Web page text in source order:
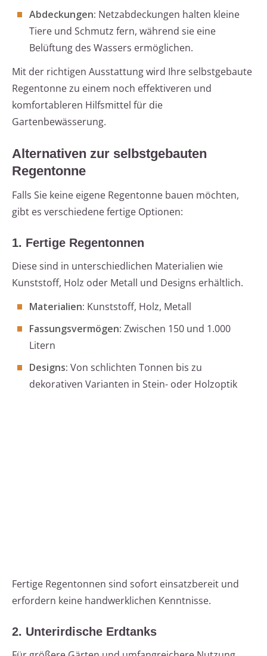
Abdeckungen: Netzabdeckungen halten kleine
Tiere und Schmutz fern, während sie eine
Belüftung des Wassers ermöglichen.
Mit der richtigen Ausstattung wird Ihre selbstgebaute
Regentonne zu einem noch effektiveren und
komfortableren Hilfsmittel für die
Gartenbewässerung.
Alternativen zur selbstgebauten
Regentonne
Falls Sie keine eigene Regentonne bauen möchten,
gibt es verschiedene fertige Optionen:
1. Fertige Regentonnen
Diese sind in unterschiedlichen Materialien wie
Kunststoff, Holz oder Metall und Designs erhältlich.
Materialien: Kunststoff, Holz, Metall
Fassungsvermögen: Zwischen 150 und 1.000
Litern
Designs: Von schlichten Tonnen bis zu
dekorativen Varianten in Stein- oder Holzoptik
Fertige Regentonnen sind sofort einsatzbereit und
erfordern keine handwerklichen Kenntnisse.
2. Unterirdische Erdtanks